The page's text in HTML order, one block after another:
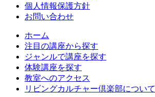
個人情報保護方針
お問い合わせ
ホーム
注目の講座から探す
ジャンルで講座を探す
体験講座を探す
教室へのアクセス
リビングカルチャー倶楽部について